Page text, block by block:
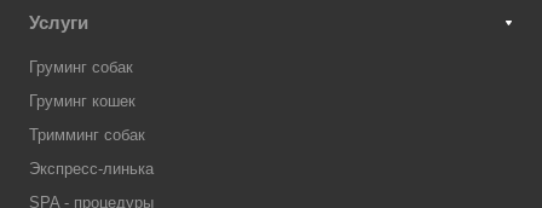
Услуги
Груминг собак
Груминг кошек
Тримминг собак
Экспресс-линька
SPA - процедуры